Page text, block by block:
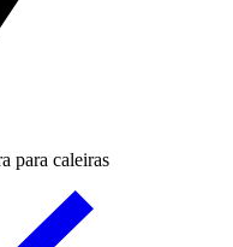
para caleiras